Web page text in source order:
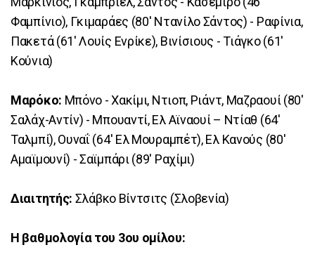
Φαμπίνιο), Γκιμαράες (80' Ντανίλο Σάντος) - Ραφίνια,
Πακετά (61' Λουίς Ενρίκε), Βινίσιους - Τιάγκο (61'
Κούνια)
Μαρόκο: Μπόνο - Χακίμι, Ντιοπ, Ριάντ, Μαζραουί (80'
Σαλάχ-Αντίν) - Μπουαντί, Ελ Αϊναουί – Ντίαθ (64'
Ταλμπί), Ουναΐ (64' Ελ Μουραμπέτ), Ελ Κανούς (80'
Αμαϊμουνί) - Σαϊμπάρι (89' Ραχίμι)
Διαιτητής: Σλάβκο Βίντσιτς (Σλοβενία)
H βαθμολογία του 3ου ομίλου: